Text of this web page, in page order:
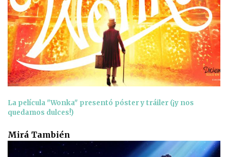
La película "Wonka" presentó póster y tráiler (¡y nos
quedamos dulces!)
Mirá También